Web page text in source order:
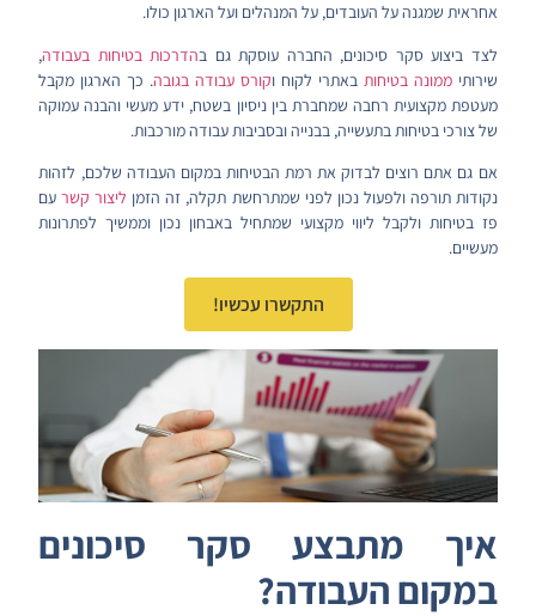
אחראית שמגנה על העובדים, על המנהלים ועל הארגון כולו.
לצד ביצוע סקר סיכונים, החברה עוסקת גם בהדרכות בטיחות בעבודה,
שירותיממונה בטיחות באתרי לקוח וקורס עבודה בגובה. כך הארגון מקבל
מעטפת מקצועית רחבה שמחברת בין ניסיון בשטח, ידע מעשי והבנה עמוקה
של צורכי בטיחות בתעשייה, בבנייה ובסביבות עבודה מורכבות.
אם גם אתם רוצים לבדוק את רמת הבטיחות במקום העבודה שלכם, לזהות
נקודות תורפה ולפעול נכון לפני שמתרחשת תקלה, זה הזמן ליצור קשר עם
פז בטיחות ולקבל ליווי מקצועי שמתחיל באבחון נכון וממשיך לפתרונות
מעשיים.
התקשרו עכשיו!
איך מתבצע סקר סיכונים
במקום העבודה?